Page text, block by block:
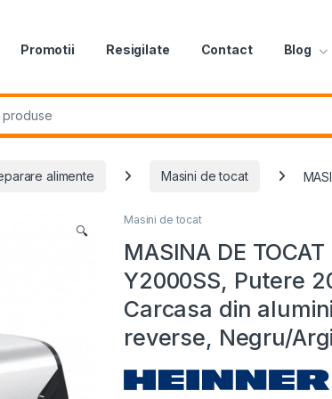
Promotii Resigilate Contact Blog
alimente Masini de tocat
🔍
Masini de tocat
MASINA DE
Y2000SS, Putere
Carcasa din
reverse, Negru/